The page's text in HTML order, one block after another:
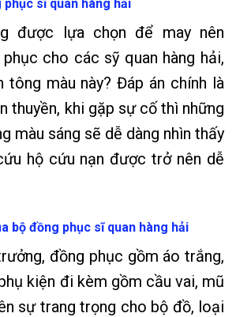
sĩ quan hàng hải
được lựa chọn để may nên
cho các sỹ quan hàng hải,
màu này? Đáp án chính là
thuyền, khi gặp sự cố thì những
màu sáng sẽ dễ dàng nhìn thấy
hộ cứu nạn được trở nên dễ
bộ đồng phục sĩ quan hàng hải
đồng phục gồm áo trắng,
kiện đi kèm gồm cầu vai, mũ
sự trang trọng cho bộ đồ, loại